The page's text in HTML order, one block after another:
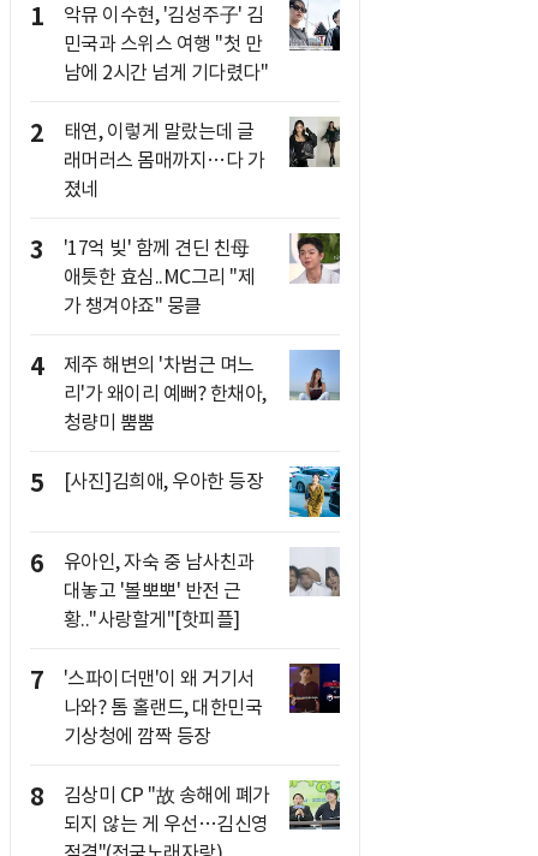
1
악뮤 이수현, '김성주子' 김
민국과 스위스 여행 "첫 만
남에 2시간 넘게 기다렸다"
2
태연, 이렇게 말랐는데 글
래머러스 몸매까지…다 가
졌네
3
'17억 빚' 함께 견딘 친母
애틋한 효심..MC그리 "제
가 챙겨야죠" 뭉클
4
제주 해변의 '차범근 며느
리'가 왜이리 예뻐? 한채아,
청량미 뿜뿜
5 [사진]김희애, 우아한 등장
6
유아인, 자숙 중 남사친과
대놓고 '볼뽀뽀' 반전 근
황.."사랑할게"[핫피플]
7
'스파이더맨'이 왜 거기서
나와? 톰 홀랜드, 대한민국
기상청에 깜짝 등장
8
김상미 CP "故 송해에 폐가
되지 않는 게 우선…김신영